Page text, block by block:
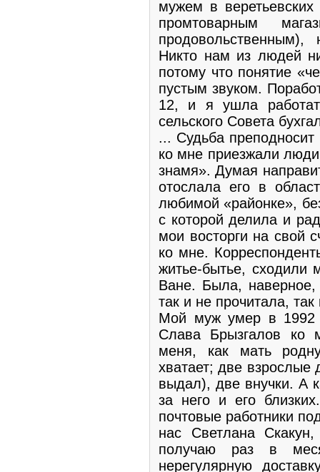
мужем в
промтоварным
Никто нам из людей
потому что понятие
пустым звуком.
12, и я ушла
сельского Совета
... Судьба
ко мне приезжали люди
знамя». Думая
отослала его в
любимой «районке»,
с которой делила и
мои восторги на свой
ко мне.
житье-бытье,
Ване. Была, наверное,
так и не прочитала,
Мой муж умер в 1992
Слава Брызгалов ко
меня, как мать
хватает; две
выдал), две внучки. А
за него и его
почтовые работники
нас Светлана
получаю раз в
нерегулярную